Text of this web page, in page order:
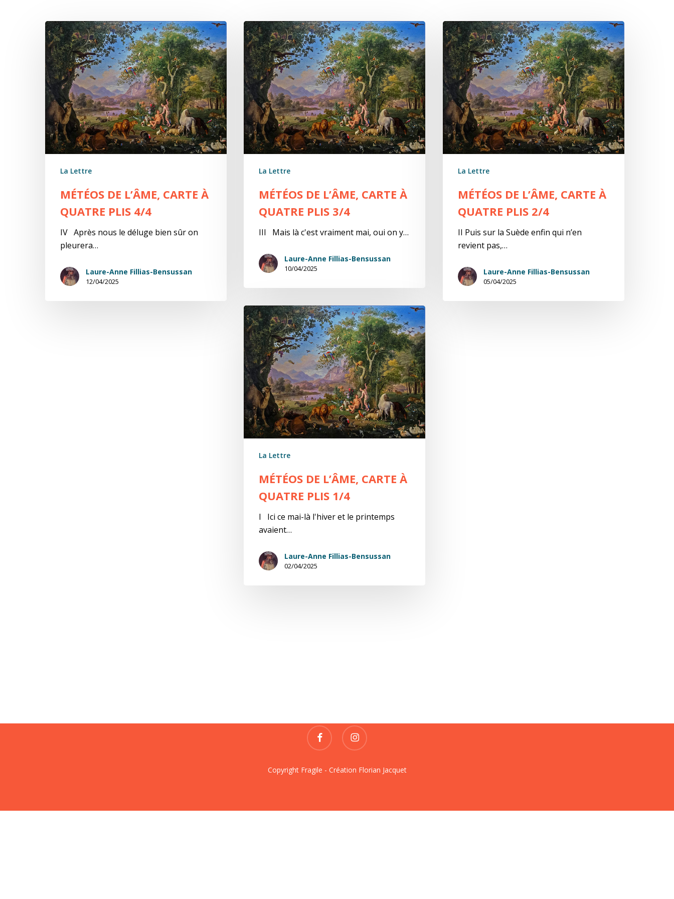
Météos
de
l’âme,
carte
à
quatre
plis
4/4
La Lettre
MÉTÉOS DE L’ÂME, CARTE À
QUATRE PLIS 4/4
IV Après nous le déluge bien sûr on
pleurera…
Laure-Anne Fillias-Bensussan
12/04/2025
Météos
de
l’âme,
carte
à
quatre
plis
3/4
La Lettre
MÉTÉOS DE L’ÂME, CARTE À
QUATRE PLIS 3/4
III Mais là c'est vraiment mai, oui on y…
Laure-Anne Fillias-Bensussan
10/04/2025
Météos
de
l’âme,
carte
à
quatre
plis
2/4
La Lettre
MÉTÉOS DE L’ÂME, CARTE À
QUATRE PLIS 2/4
II Puis sur la Suède enfin qui n’en
revient pas,…
Laure-Anne Fillias-Bensussan
05/04/2025
Météos
de
l’âme,
carte
à
quatre
plis
1/4
La Lettre
MÉTÉOS DE L’ÂME, CARTE À
QUATRE PLIS 1/4
I Ici ce mai-là l'hiver et le printemps
avaient…
Laure-Anne Fillias-Bensussan
02/04/2025
facebook instagram
Copyright Fragile - Création Florian Jacquet